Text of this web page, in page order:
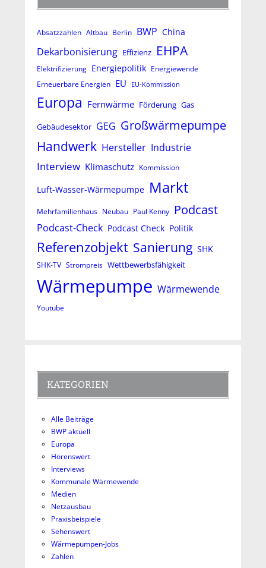
Absatzzahlen Altbau Berlin BWP China
Dekarbonisierung Effizienz EHPA
Elektrifizierung Energiepolitik Energiewende
Erneuerbare Energien EU EU-Kommission
Europa Fernwärme Förderung Gas
Gebäudesektor GEG Großwärmepumpe
Handwerk Hersteller Industrie
Interview Klimaschutz Kommission
Luft-Wasser-Wärmepumpe Markt
Mehrfamilienhaus Neubau Paul Kenny Podcast
Podcast-Check Podcast Check Politik
Referenzobjekt Sanierung SHK
SHK-TV Strompreis Wettbewerbsfähigkeit
Wärmepumpe Wärmewende
Youtube
KATEGORIEN
Alle Beiträge
BWP aktuell
Europa
Hörenswert
Interviews
Kommunale Wärmewende
Medien
Netzausbau
Praxisbeispiele
Sehenswert
Wärmepumpen-Jobs
Zahlen